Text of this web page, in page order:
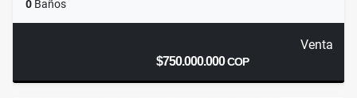
0 Baños
Venta
$750.000.000COP